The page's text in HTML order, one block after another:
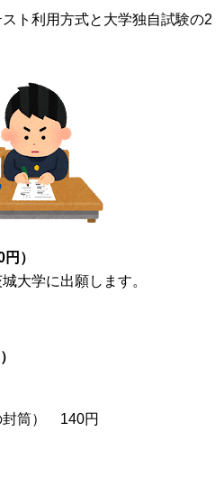
ト利用方式と大学独自試験の2
）
大学に出願します。
封筒） 140円